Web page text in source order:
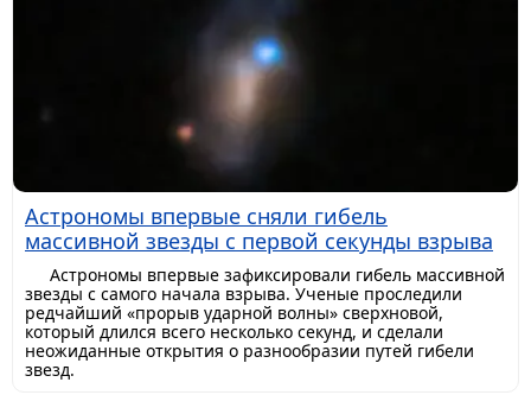
Астрономы впервые сняли гибель
массивной звезды с первой секунды взрыва
Астрономы впервые зафиксировали гибель массивной
звезды с самого начала взрыва. Ученые проследили
редчайший «прорыв ударной волны» сверхновой,
который длился всего несколько секунд, и сделали
неожиданные открытия о разнообразии путей гибели
звезд.